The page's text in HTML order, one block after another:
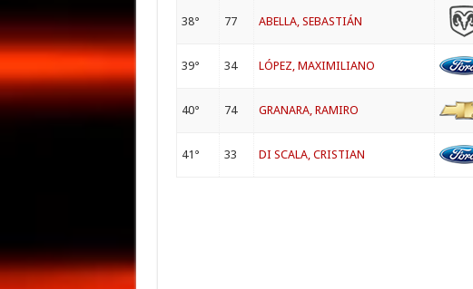
38° 77 ABELLA, SEBASTIÁN
39° 34 LÓPEZ, MAXIMILIANO
40° 74 GRANARA, RAMIRO
41° 33 DI SCALA, CRISTIAN